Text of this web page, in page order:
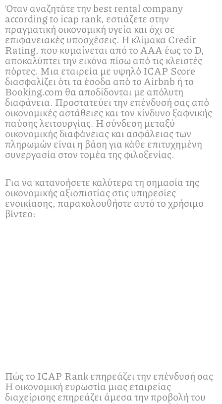
Όταν αναζητάτε την best rental company
according to icap rank, εστιάζετε στην
πραγματική οικονομική υγεία και όχι σε
επιφανειακές υποσχέσεις. Η κλίμακα Credit
Rating, που κυμαίνεται από το AAA έως το D,
αποκαλύπτει την εικόνα πίσω από τις κλειστές
πόρτες. Μια εταιρεία με υψηλό ICAP Score
διασφαλίζει ότι τα έσοδα από το Airbnb ή το
Booking.com θα αποδίδονται με απόλυτη
διαφάνεια. Προστατεύει την επένδυσή σας από
οικονομικές αστάθειες και τον κίνδυνο ξαφνικής
παύσης λειτουργίας. Η σύνδεση μεταξύ
οικονομικής διαφάνειας και ασφάλειας των
πληρωμών είναι η βάση για κάθε επιτυχημένη
συνεργασία στον τομέα της φιλοξενίας.
Για να κατανοήσετε καλύτερα τη σημασία της
οικονομικής αξιοπιστίας στις υπηρεσίες
ενοικίασης, παρακολουθήστε αυτό το χρήσιμο
βίντεο:
Πώς το ICAP Rank επηρεάζει την επένδυσή σας
Η οικονομική ευρωστία μιας εταιρείας
διαχείρισης επηρεάζει άμεσα την προβολή του